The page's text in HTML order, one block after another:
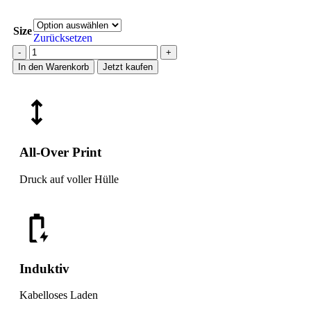
Size
Zurücksetzen
In den Warenkorb Jetzt kaufen
All-Over Print
Druck auf voller Hülle
Induktiv
Kabelloses Laden